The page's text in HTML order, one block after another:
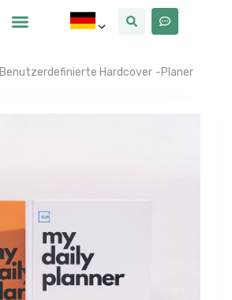
Benutzerdefinierte Hardcover -Planer